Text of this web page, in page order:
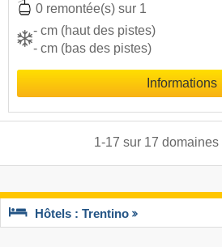
0 remontée(s) sur 1
- cm (haut des pistes)
- cm (bas des pistes)
Informations
1-17 sur 17 domaines
Hôtels : Trentino